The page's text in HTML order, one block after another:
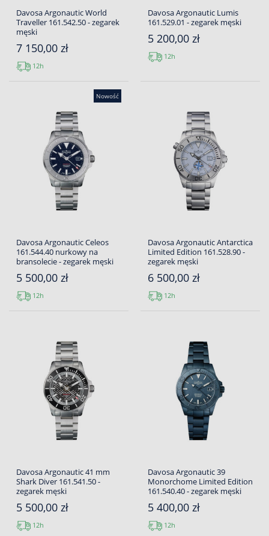
Davosa Argonautic World
Traveller 161.542.50 - zegarek
męski
7 150,00 zł
12h
Davosa Argonautic Lumis
161.529.01 - zegarek męski
5 200,00 zł
12h
Nowość
Davosa Argonautic Celeos
161.544.40 nurkowy na
bransolecie - zegarek męski
5 500,00 zł
12h
Davosa Argonautic Antarctica
Limited Edition 161.528.90 -
zegarek męski
6 500,00 zł
12h
Davosa Argonautic 41 mm
Shark Diver 161.541.50 -
zegarek męski
5 500,00 zł
12h
Davosa Argonautic 39
Monorchome Limited Edition
161.540.40 - zegarek męski
5 400,00 zł
12h